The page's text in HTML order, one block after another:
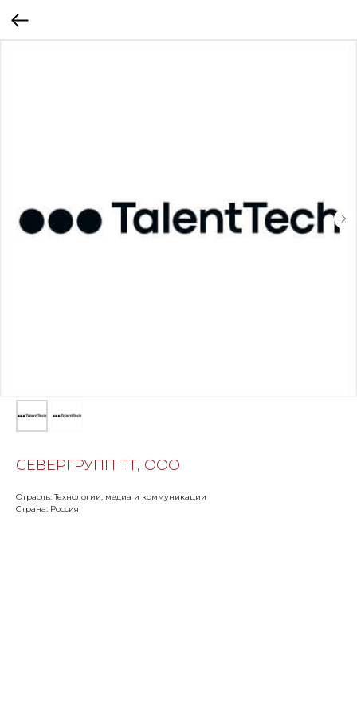
СЕВЕРГРУПП ТТ, ООО
Отрасль: Технологии, медиа и коммуникации
Страна: Россия